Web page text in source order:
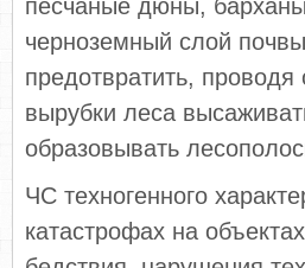
песчаные дюны,
черноземный слой
предотвратить,
вырубки леса
образовывать
ЧС техногенного
катастрофах на